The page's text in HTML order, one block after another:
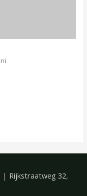
| Rijkstraatweg 32,